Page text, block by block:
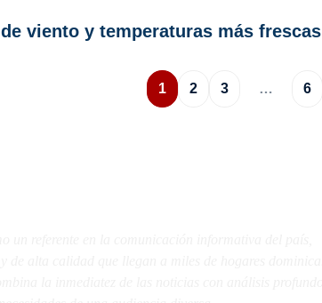
viento y temperaturas más frescas
1 2 3 … 6